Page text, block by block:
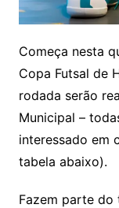
Começa nesta
Copa Futsal de
rodada serão
Municipal –
interessado em
tabela abaixo).
Fazem parte do